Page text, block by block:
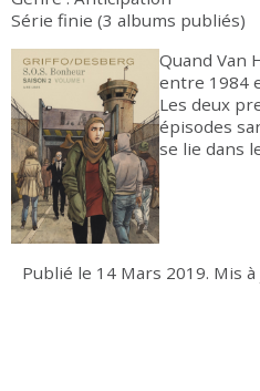
Série finie (3 albums publiés)
Quand Van
entre 1984
Les deux
épisodes
se lie dans
Publié le 14 Mars 2019. Mis